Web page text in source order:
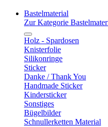
Bastelmaterial
Zur Kategorie
Holz - Spardosen
Knisterfolie
Silikonringe
Sticker
Danke / Thank You
Handmade Sticker
Kindersticker
Sonstiges
Bügelbilder
Schnullerketten Material